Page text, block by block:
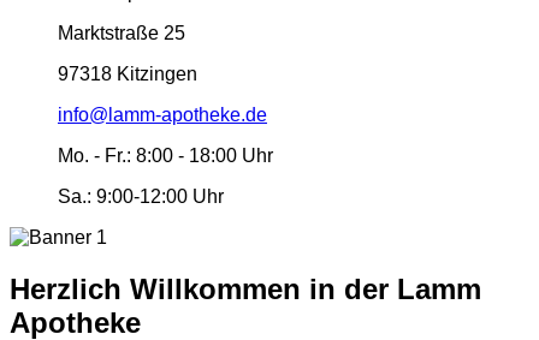
Marktstraße 25
97318 Kitzingen
info@lamm-apotheke.de
Mo. - Fr.: 8:00 - 18:00 Uhr
Sa.: 9:00-12:00 Uhr
Herzlich Willkommen in der Lamm
Apotheke